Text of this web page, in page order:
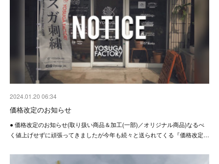
2024.01.20 06:34
価格改定のお知らせ
● 価格改定のお知らせ(取り扱い商品＆加工(一部)／オリジナル商品)なるべ
く値上げせずに頑張ってきましたが今年も続々と送られてくる『価格改定…